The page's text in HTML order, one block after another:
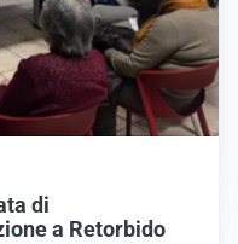
di
a Retorbido